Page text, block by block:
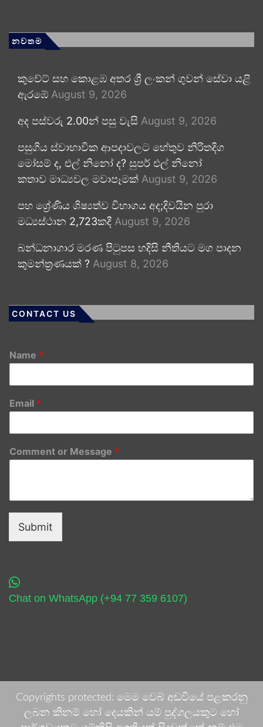
නවතම
කුවේට් සහ කොළඹ අතර ශ්‍රී ලංකන් ගුවන් සේවා යළි
ඇරඹේ August 9, 2026
අද පස්වරු 2.00න් පසු වැසි August 9, 2026
පසුගිය ස්වාභාවික ආපදාවලට හේතුව නිරිතදිග
මෝසම් ද, එල් නිනෝ ද? සුපර් එල් නිනෝ
කතාව මාධ්‍යවල මවාපෑමක් August 9, 2026
පහ ශ්‍රේණිය ශිෂ්‍යත්ව විභාගය අද;දිවයින පුරා
මධ්‍යස්ථාන 2,723කදී August 9, 2026
බන්ධනාගාර මරණ පිටුපස හදිසි නීතියට මග පාදන
කුමන්ත්‍රණයක් ? August 8, 2026
CONTACT US
Name *
Email *
Comment or Message *
Submit
Chat on WhatsApp (+94 77 359 6107)
Copyrights protected: මෙම වෙබ් අඩවියේ පළකරනු
ලබන කිනම් හෝ දෙයකින් යම් පුද්ගලයකුට හෝ